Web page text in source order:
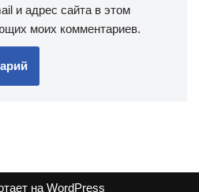
и адрес сайта в этом
моих комментариев.
на WordPress